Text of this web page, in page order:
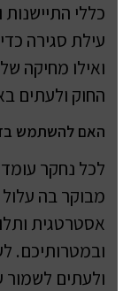
כללי התיישנות
עילת סגירה
ואילו מחיקה
החוק ולעתים
האם להשתמש
לכל נחקר
מבוקר בה
אסטרטגית
ובמטרותיכם.
ולעתים לשמור